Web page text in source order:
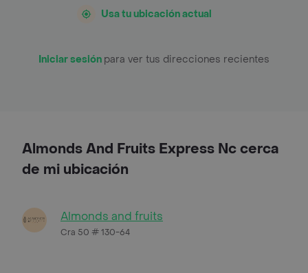
Usa tu ubicación actual
Iniciar sesión para ver tus direcciones recientes
Almonds And Fruits Express Nc cerca
de mi ubicación
Almonds and fruits
Cra 50 # 130-64